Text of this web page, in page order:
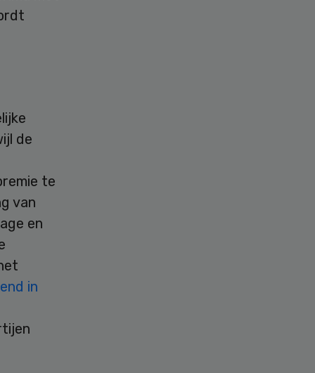
de
te
van
en
in